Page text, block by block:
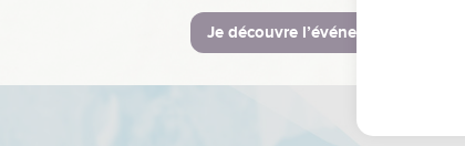
Je découvre l’événement